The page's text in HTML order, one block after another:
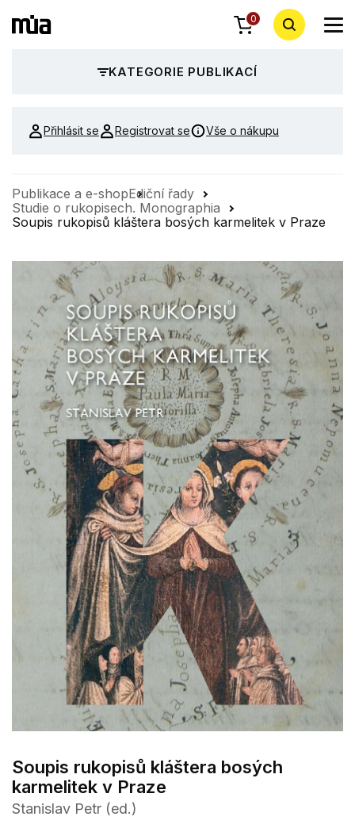
0
KATEGORIE PUBLIKACÍ
Přihlásit se Registrovat se Vše o nákupu
Publikace a e-shopEdiční řady
Studie o rukopisech. Monographia
Soupis rukopisů kláštera bosých karmelitek v Praze
Soupis rukopisů kláštera bosých
karmelitek v Praze
Stanislav Petr (ed.)